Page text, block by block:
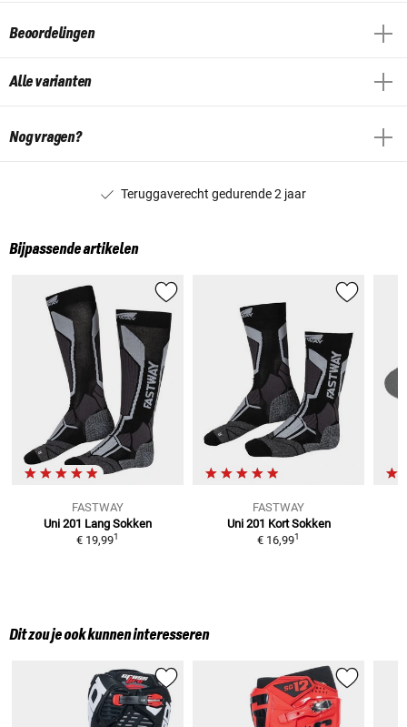
Beoordelingen
Alle varianten
Nog vragen?
Teruggaverecht gedurende 2 jaar
Bijpassende artikelen
FASTWAY
Uni 201 Lang Sokken
€ 19,991
FASTWAY
Uni 201 Kort Sokken
€ 16,991
Dit zou je ook kunnen interesseren